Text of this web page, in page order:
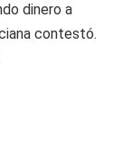
dinero a
contestó.